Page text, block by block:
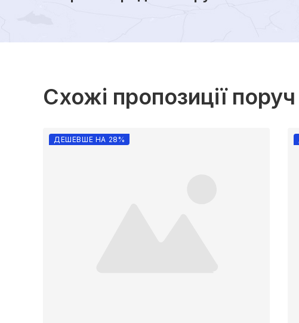
Схожі пропозиції поруч
ДЕШЕВШЕ НА 28%